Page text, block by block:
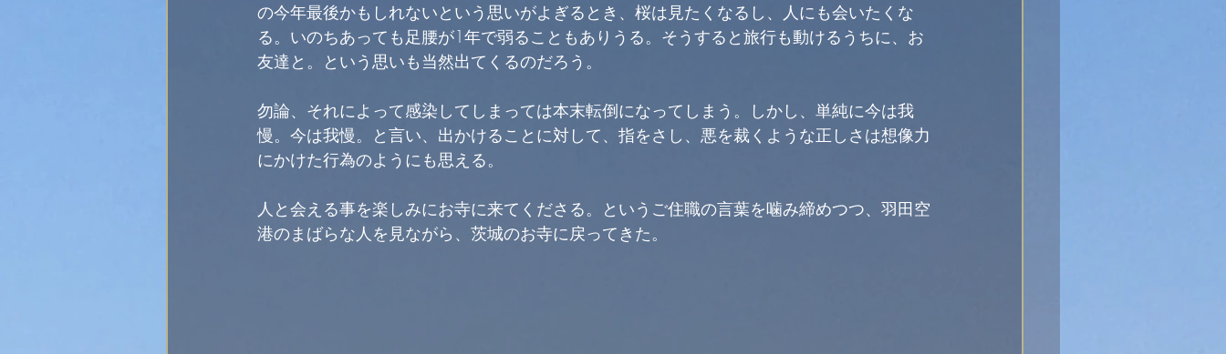
の今年最後かもしれないという思いがよぎるとき、桜は見たくなるし、人にも会いたくな
る。いのちあっても足腰が1年で弱ることもありうる。そうすると旅行も動けるうちに、お
友達と。という思いも当然出てくるのだろう。
勿論、それによって感染してしまっては本末転倒になってしまう。しかし、単純に今は我
慢。今は我慢。と言い、出かけることに対して、指をさし、悪を裁くような正しさは想像力
にかけた行為のようにも思える。
人と会える事を楽しみにお寺に来てくださる。というご住職の言葉を噛み締めつつ、羽田空
港のまばらな人を見ながら、茨城のお寺に戻ってきた。